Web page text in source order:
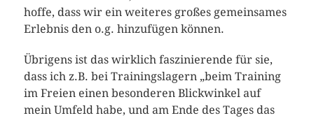
hoffe, dass wir ein weiteres großes gemeinsames
Erlebnis den o.g. hinzufügen können.
Übrigens ist das wirklich faszinierende für sie,
dass ich z.B. bei Trainingslagern „beim Training
im Freien einen besonderen Blickwinkel auf
mein Umfeld habe, und am Ende des Tages das